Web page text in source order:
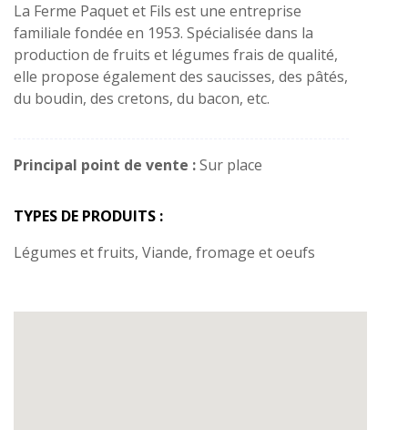
La Ferme Paquet et Fils est une entreprise
familiale fondée en 1953. Spécialisée dans la
production de fruits et légumes frais de qualité,
elle propose également des saucisses, des pâtés,
du boudin, des cretons, du bacon, etc.
Principal point de vente :Sur place
TYPES DE PRODUITS :
Légumes et fruits, Viande, fromage et oeufs